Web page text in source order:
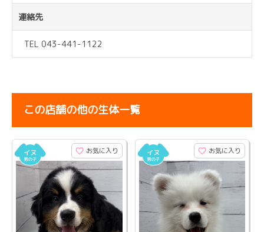
連絡先
TEL 043-441-1122
この店舗の他の生体一覧
お気に入り お気に入り